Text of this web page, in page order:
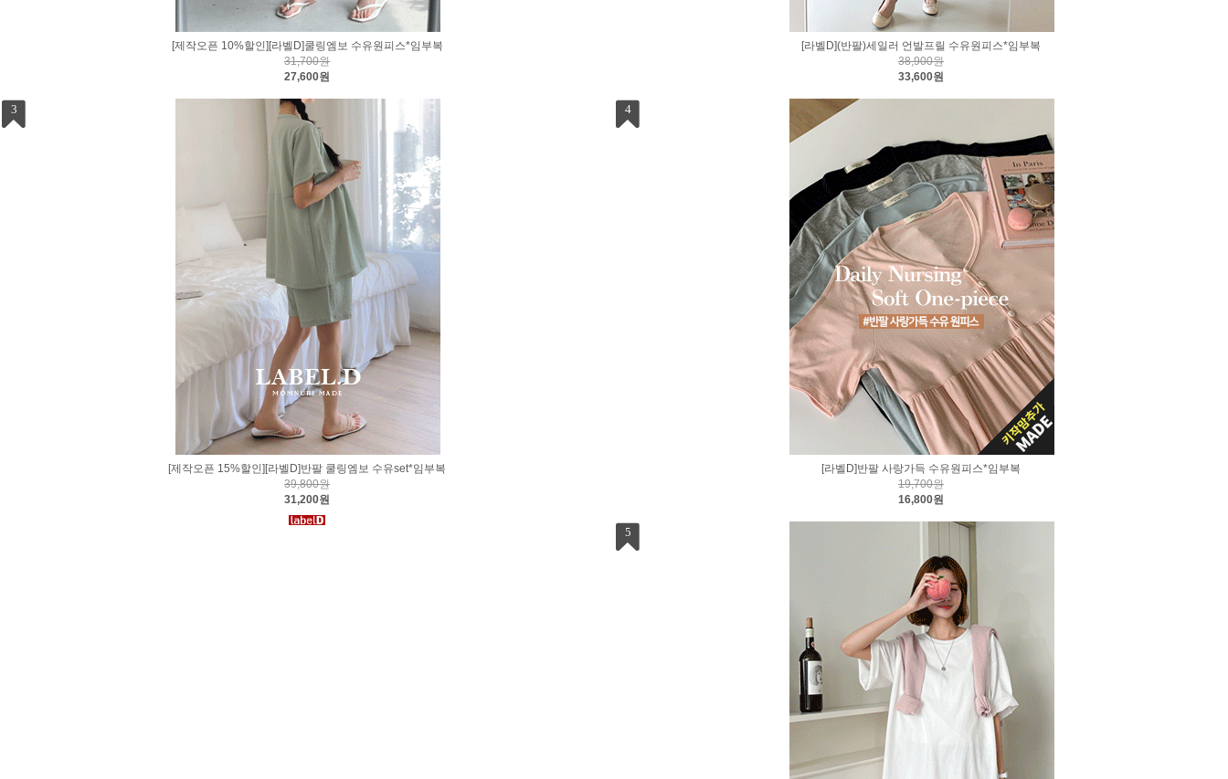
[제작오픈 10%할인][라벨D]쿨링엠보 수유원피스*임부복
31,700원
27,600원
[라벨D](반팔)세일러 언발프릴 수유원피스*임부복
38,900원
33,600원
3
[제작오픈 15%할인][라벨D]반팔 쿨링엠보 수유set*임부복
39,800원
31,200원
4
[라벨D]반팔 사랑가득 수유원피스*임부복
19,700원
16,800원
5